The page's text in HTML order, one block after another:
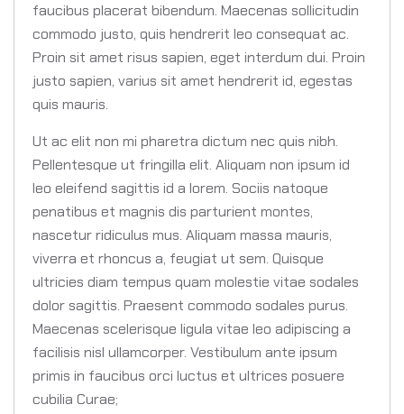
faucibus placerat bibendum. Maecenas sollicitudin
commodo justo, quis hendrerit leo consequat ac.
Proin sit amet risus sapien, eget interdum dui. Proin
justo sapien, varius sit amet hendrerit id, egestas
quis mauris.
Ut ac elit non mi pharetra dictum nec quis nibh.
Pellentesque ut fringilla elit. Aliquam non ipsum id
leo eleifend sagittis id a lorem. Sociis natoque
penatibus et magnis dis parturient montes,
nascetur ridiculus mus. Aliquam massa mauris,
viverra et rhoncus a, feugiat ut sem. Quisque
ultricies diam tempus quam molestie vitae sodales
dolor sagittis. Praesent commodo sodales purus.
Maecenas scelerisque ligula vitae leo adipiscing a
facilisis nisl ullamcorper. Vestibulum ante ipsum
primis in faucibus orci luctus et ultrices posuere
cubilia Curae;